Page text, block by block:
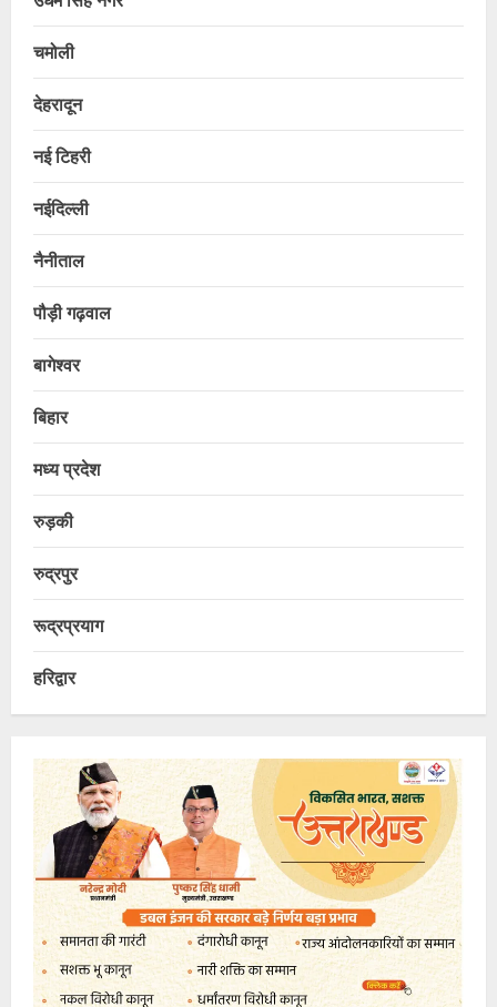
चमोली
देहरादून
नई टिहरी
नईदिल्ली
नैनीताल
पौड़ी गढ़वाल
बागेश्वर
बिहार
मध्य प्रदेश
रुड़की
रुद्रपुर
रूद्रप्रयाग
हरिद्वार